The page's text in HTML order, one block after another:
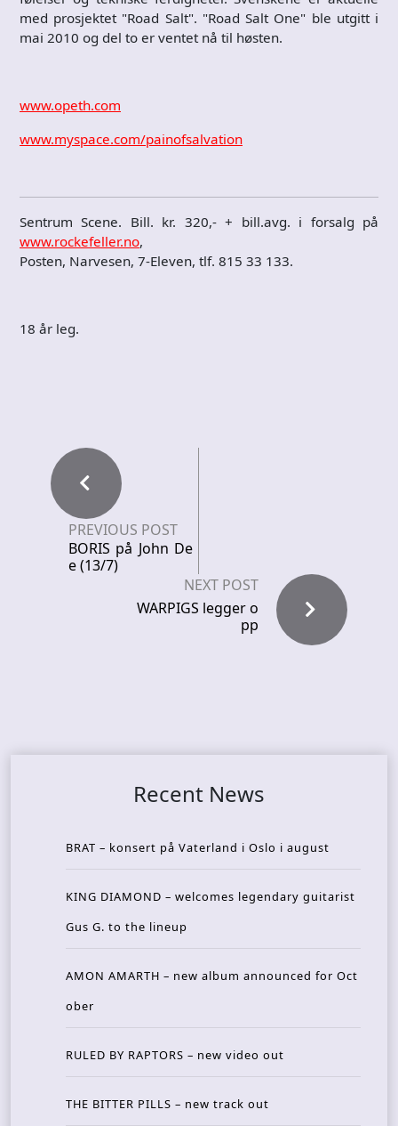
med prosjektet "Road Salt". "Road Salt One" ble utgitt i
mai 2010 og del to er ventet nå til høsten.
www.opeth.com
www.myspace.com/painofsalvation
Sentrum Scene. Bill. kr. 320,- + bill.avg. i forsalg på
www.rockefeller.no,
Posten, Narvesen, 7-Eleven, tlf. 815 33 133.
18 år leg.
PREVIOUS POST
BORIS på John De
e (13/7)
NEXT POST
WARPIGS legger o
pp
Recent News
BRAT – konsert på Vaterland i Oslo i august
KING DIAMOND – welcomes legendary guitarist
Gus G. to the lineup
AMON AMARTH – new album announced for Oct
ober
RULED BY RAPTORS – new video out
THE BITTER PILLS – new track out